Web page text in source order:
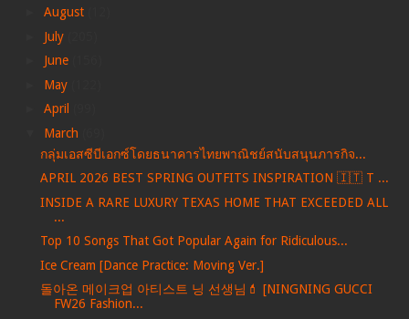
August
July
June
May
April
March
กลุ่มเอสซีบีเอกซ์โดยธนาคารไทยพาณิชย์สนับสนุนภารกิจ...
APRIL 2026 BEST SPRING OUTFITS INSPIRATION 🇮🇹 T ...
INSIDE A RARE LUXURY TEXAS HOME THAT EXCEEDED ALL
...
Top 10 Songs That Got Popular Again for Ridiculous...
Ice Cream [Dance Practice: Moving Ver.]
돌아온 메이크업 아티스트 닝 선생님💄 [NINGNING GUCCI
FW26 Fashion...